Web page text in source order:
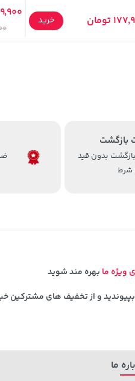
تومان خرید
279,900
بازگشت
بدون قید
شرط
ویژه ما بهره مند شوید
و از تخفیف های مشترکین
ما